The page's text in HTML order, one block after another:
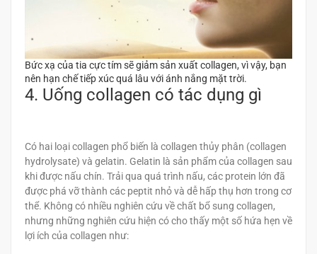
Bức xạ của tia cực tím sẽ giảm sản xuất collagen, vì vậy, bạn
nên hạn chế tiếp xúc quá lâu với ánh nắng mặt trời.
4. Uống collagen có tác dụng gì
Có hai loại collagen phổ biến là collagen thủy phân (collagen
hydrolysate) và gelatin. Gelatin là sản phẩm của collagen sau
khi được nấu chín. Trải qua quá trình nấu, các protein lớn đã
được phá vỡ thành các peptit nhỏ và dễ hấp thụ hơn trong cơ
thể. Không có nhiều nghiên cứu về chất bổ sung collagen,
nhưng những nghiên cứu hiện có cho thấy một số hứa hẹn về
lợi ích của collagen như: